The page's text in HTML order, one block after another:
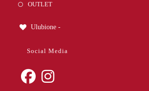
OUTLET
Ulubione -
Social Media